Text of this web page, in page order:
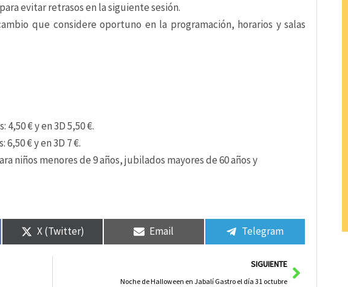
evitar retrasos en la siguiente sesión.
que considere oportuno en la programación, horarios y salas
€ y en 3D 5,50 €.
€ y en 3D 7 €.
niños menores de 9 años, jubilados mayores de 60 años y
X (Twitter) Email Telegram
SIGUIENTE
Noche de Halloween en Jabalí Gastro el día 31 octubre
Siguiente